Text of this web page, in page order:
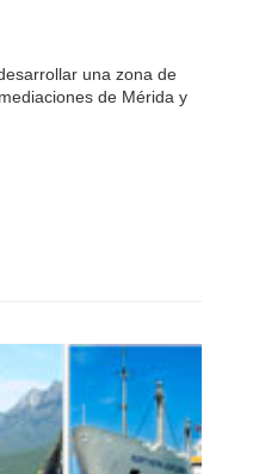
una zona de
de Mérida y